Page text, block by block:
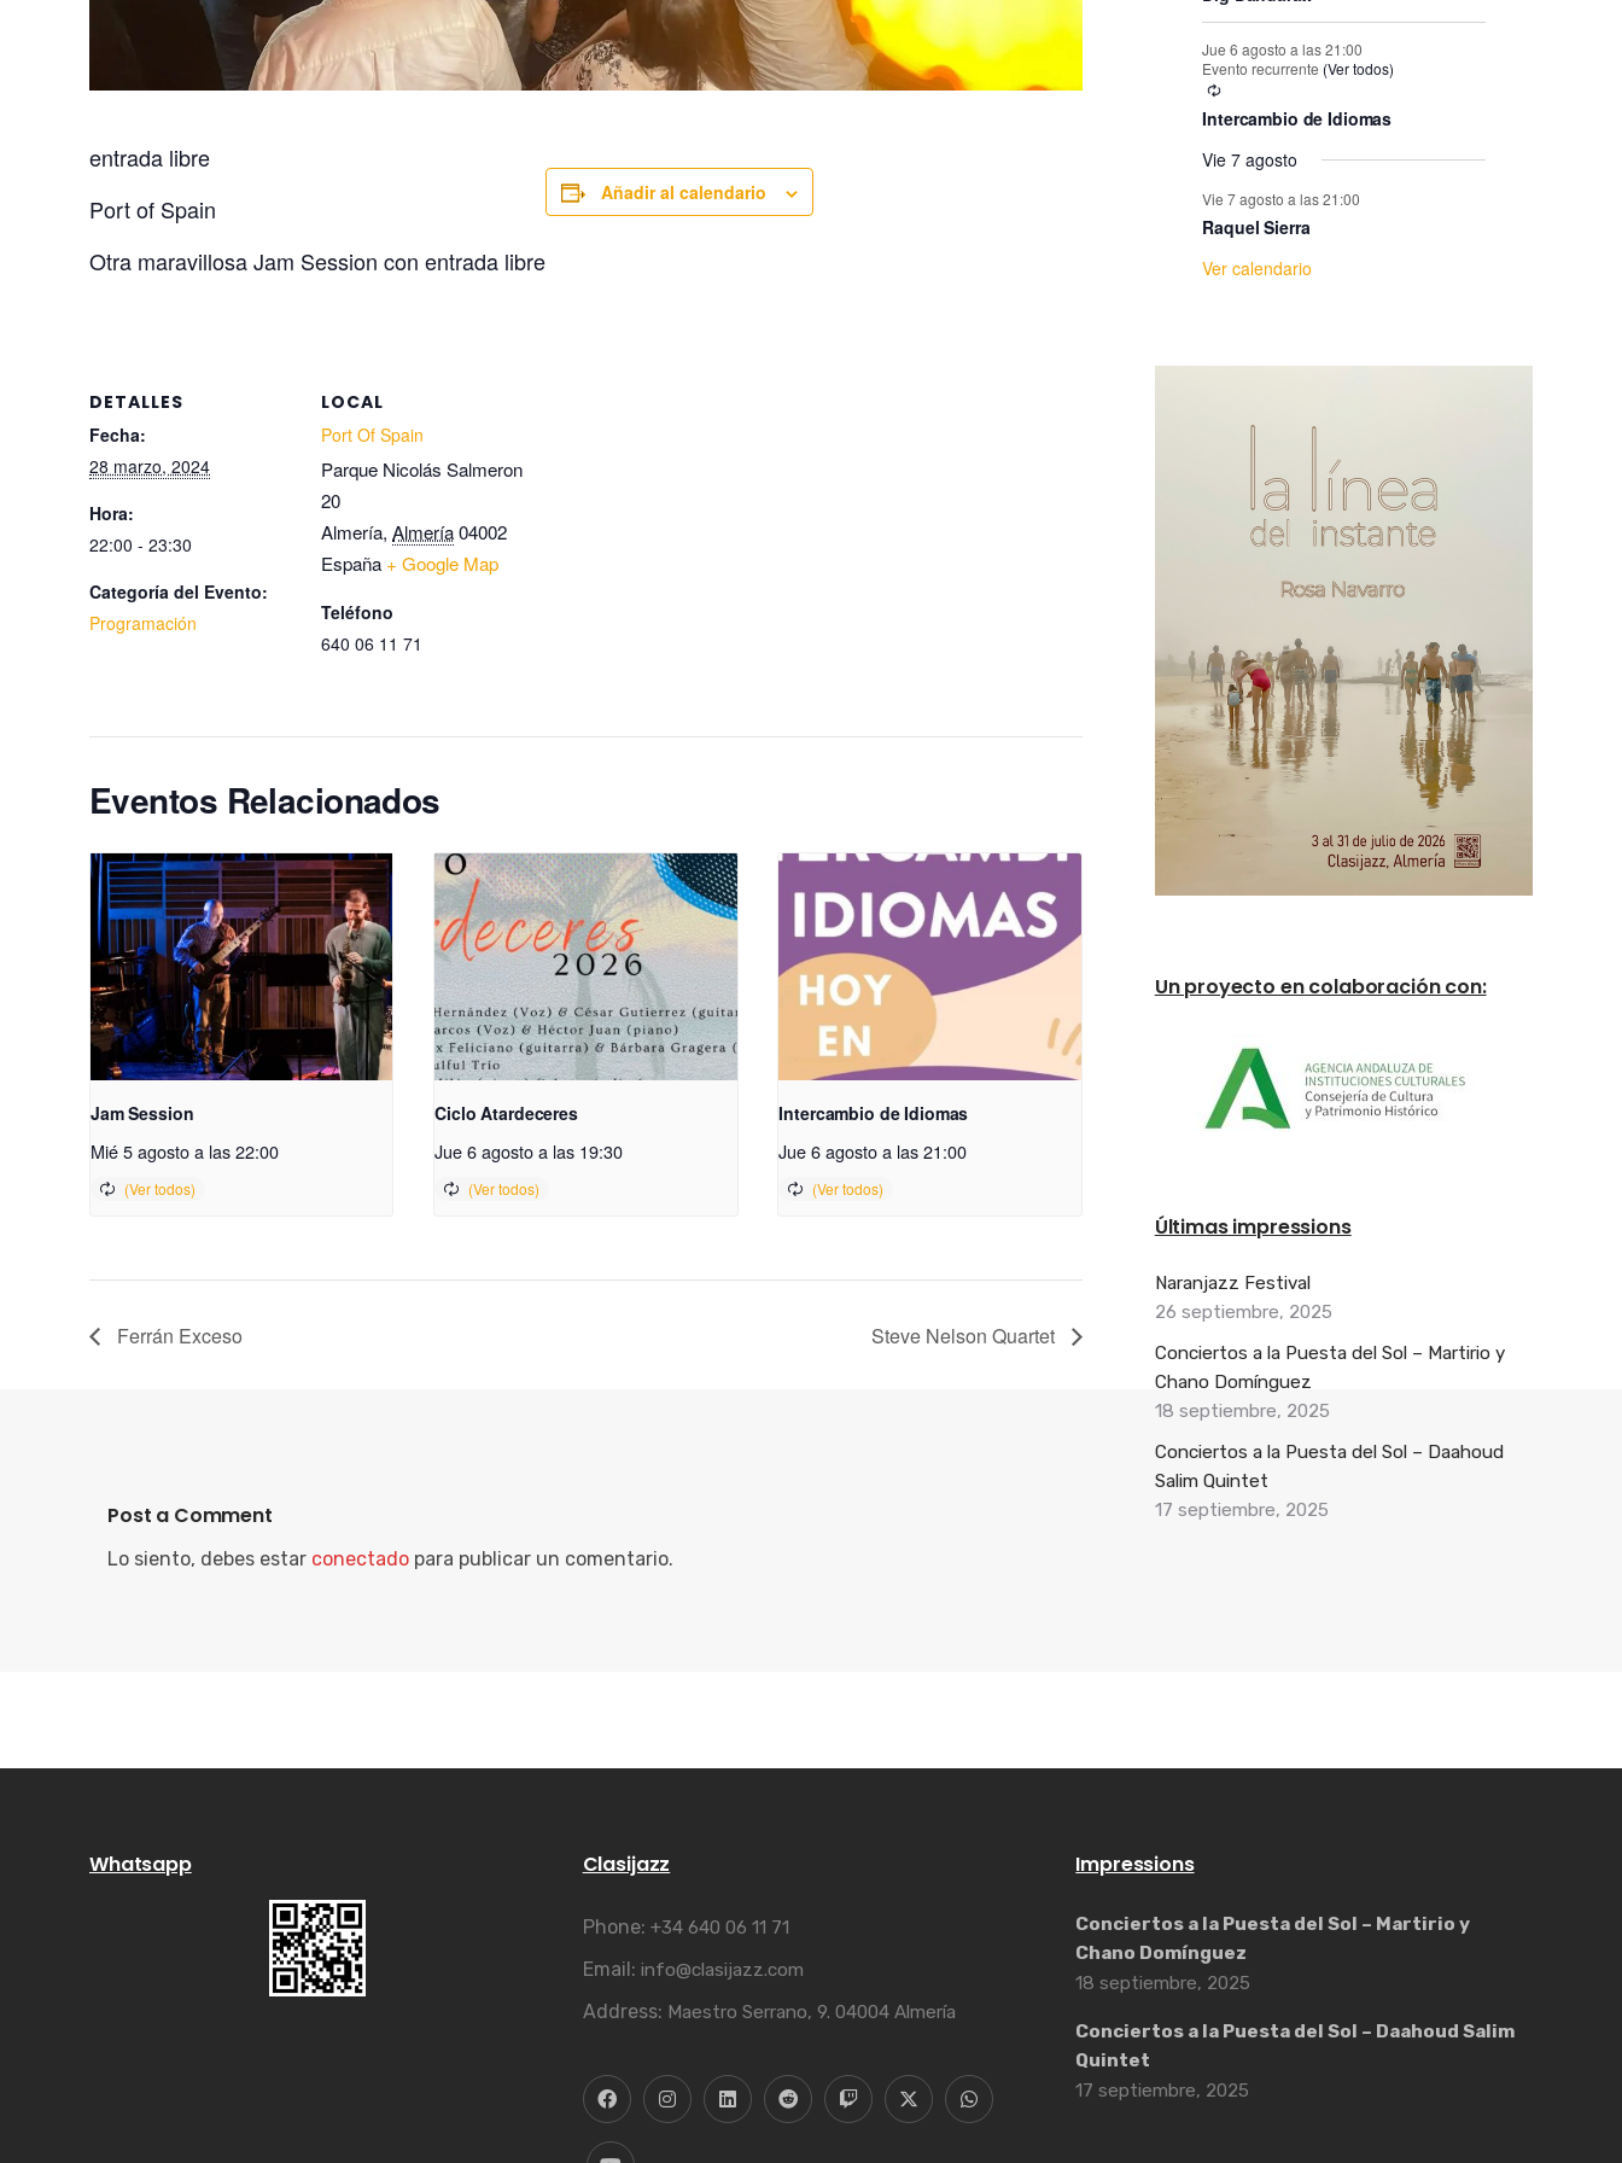
entrada libre
Port of Spain
Otra maravillosa Jam Session con entrada libre
Añadir al calendario
DETALLES
Fecha:
28 marzo, 2024
Hora:
22:00 - 23:30
Categoría del Evento:
Programación
LOCAL
Port Of Spain
Parque Nicolás Salmeron
20
Almería, Almería04002
España + Google Map
Teléfono
640 06 11 71
Eventos Relacionados
Jam Session
Mié 5 agosto a las 22:00
Ciclo Atardeceres
Jue 6 agosto a las 19:30
Intercambio de Idiomas
Jue 6 agosto a las 21:00
Ferrán Exceso Steve Nelson Quartet
Post a Comment
Lo siento, debes estar conectado para publicar un comentario.
e
E
v
e
n
Jue 6 agosto a las 21:00
Evento recurrente (Ver todos)
Intercambio de Idiomas
Vie 7 agosto
Vie 7 agosto a las 21:00
Raquel Sierra
Ver calendario
Un proyecto en colaboración con:
Últimas impressions
Naranjazz Festival
26 septiembre, 2025
Conciertos a la Puesta del Sol – Martirio y
Chano Domínguez
18 septiembre, 2025
Conciertos a la Puesta del Sol – Daahoud
Salim Quintet
17 septiembre, 2025
Whatsapp Clasijazz
Phone: +34 640 06 11 71
Email: info@clasijazz.com
Address: Maestro Serrano, 9. 04004 Almería
Impressions
Conciertos a la Puesta del Sol – Martirio y
Chano Domínguez
18 septiembre, 2025
Conciertos a la Puesta del Sol – Daahoud Salim
Quintet
17 septiembre, 2025